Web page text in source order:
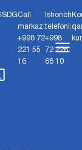
SDGCall
markaz:
+998 72
221 55
16
Ishonch
telefoni:
+998
72 226
68 10